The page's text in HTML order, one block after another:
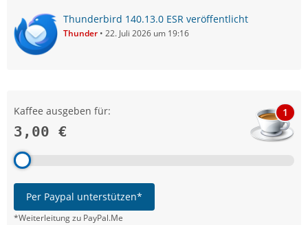
Thunderbird 140.13.0 ESR veröffentlicht
Thunder 22. Juli 2026 um 19:16
Kaffee ausgeben für:
3,00 €
1
Per Paypal unterstützen*
*Weiterleitung zu PayPal.Me